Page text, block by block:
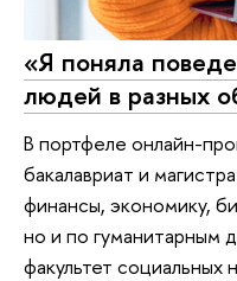
«Я поняла
людей в разных
В портфеле онлайн-
бакалавриат и
финансы, экономику,
но и по гуманитарным
факультет